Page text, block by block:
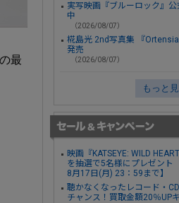
最
実写映画『ブルーロック』公
中
（2026/08/07）
椛島光 2nd写真集 『
発売
（2026/08/07）
もっと
映画『KATSEYE: WILD
を抽選で5名様にプレゼント
8月17日(月) 23：59まで】
聴かなくなったレコード・
チャンス！買取金額20％UP